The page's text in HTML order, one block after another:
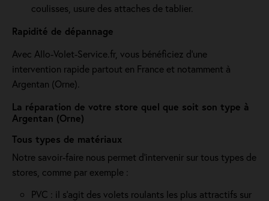
coulisses, usure des attaches de tablier.
Rapidité de dépannage
Avec Allo-Volet-Service.fr, vous bénéficiez d'une
intervention rapide partout en France et notamment à
Argentan (Orne).
La réparation de votre store quel que soit son type à
Argentan (Orne)
Tous types de matériaux
Notre savoir-faire nous permet d'intervenir sur tous types de
stores, comme par exemple :
PVC : il s'agit des volets roulants les plus attractifs sur